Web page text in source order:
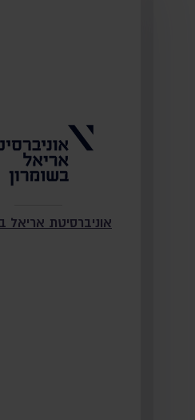
אוניברסיטת אריאל